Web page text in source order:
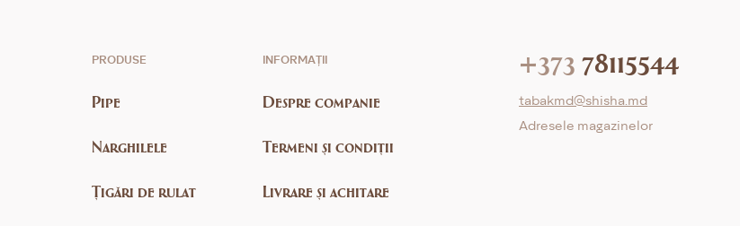
PRODUSE
Pipe
Narghilele
Țigări de rulat
INFORMAȚII
Despre companie
Termeni și condiții
Livrare și achitare
+373 78115544
tabakmd@shisha.md
Adresele magazinelor